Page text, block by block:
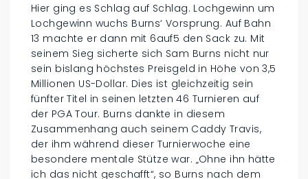
Hier ging es Schlag auf Schlag. Lochgewinn um
Lochgewinn wuchs Burns‘ Vorsprung. Auf Bahn
13 machte er dann mit 6auf5 den Sack zu. Mit
seinem Sieg sicherte sich Sam Burns nicht nur
sein bislang höchstes Preisgeld in Höhe von 3,5
Millionen US-Dollar. Dies ist gleichzeitig sein
fünfter Titel in seinen letzten 46 Turnieren auf
der PGA Tour. Burns dankte in diesem
Zusammenhang auch seinem Caddy Travis,
der ihm während dieser Turnierwoche eine
besondere mentale Stütze war. „Ohne ihn hätte
ich das nicht geschafft“, so Burns nach dem